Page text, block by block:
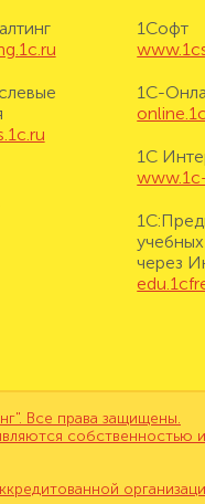
1Софт
1С-
1С
через
Все права защищены.
собственностью